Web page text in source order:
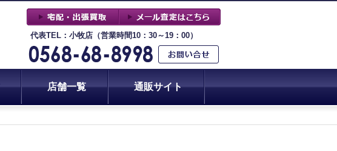
代表TEL：小牧店（営業時間10：30～19：00）
店舗一覧 通販サイト